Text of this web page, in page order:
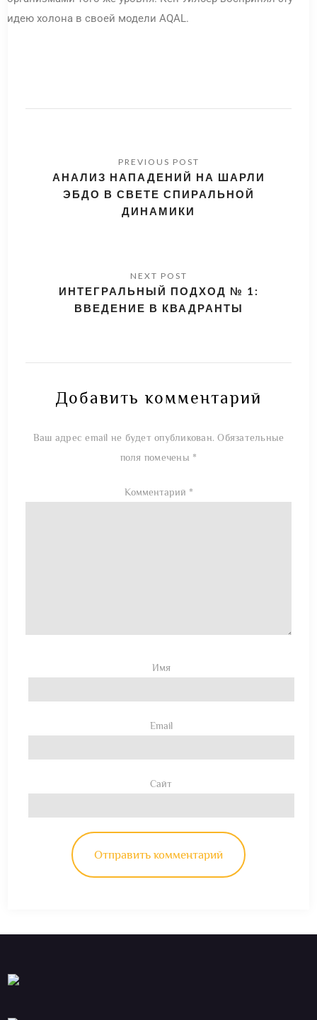
идею холона в своей модели AQAL.
АНАЛИЗ НАПАДЕНИЙ НА ШАРЛИ
ЭБДО В СВЕТЕ СПИРАЛЬНОЙ
ДИНАМИКИ
ИНТЕГРАЛЬНЫЙ ПОДХОД № 1:
ВВЕДЕНИЕ В КВАДРАНТЫ
Добавить комментарий
Ваш адрес email не будет опубликован. Обязательные
поля помечены *
Комментарий *
Имя
Email
Сайт